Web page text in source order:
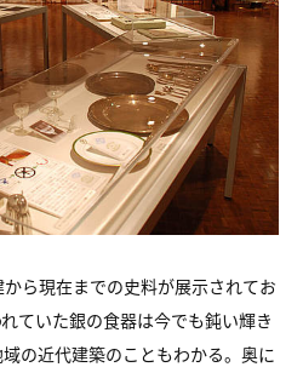
ら現在までの史料が展示されてお
ていた銀の食器は今でも鈍い輝き
の近代建築のこともわかる。奥に